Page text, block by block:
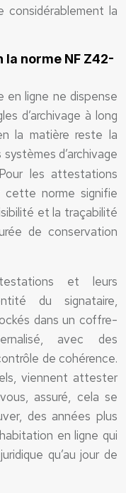
considérablement la
norme NF Z42-
ligne ne dispense
d’archivage à long
la matière reste la
d’archivage
les attestations
cette norme signifie
et la traçabilité
de conservation
et leurs
du signataire,
dans un coffre-
avec des
de cohérence.
viennent attester
assuré, cela se
des années plus
en ligne qui
qu’au jour de